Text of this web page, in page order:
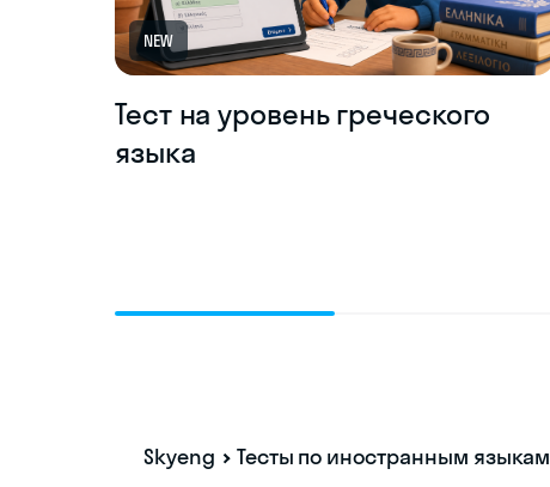
NEW
Тест на уровень греческого
языка
Skyeng Тесты по иностранным языкам